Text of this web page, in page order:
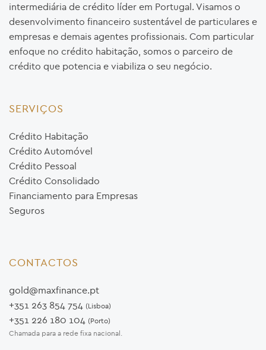
intermediária de crédito líder em Portugal. Visamos o
desenvolvimento financeiro sustentável de particulares e
empresas e demais agentes profissionais. Com particular
enfoque no crédito habitação, somos o parceiro de
crédito que potencia e viabiliza o seu negócio.
SERVIÇOS
Crédito Habitação
Crédito Automóvel
Crédito Pessoal
Crédito Consolidado
Financiamento para Empresas
Seguros
CONTACTOS
gold@maxfinance.pt
+351 263 854 754 (Lisboa)
+351 226 180 104 (Porto)
Chamada para a rede fixa nacional.